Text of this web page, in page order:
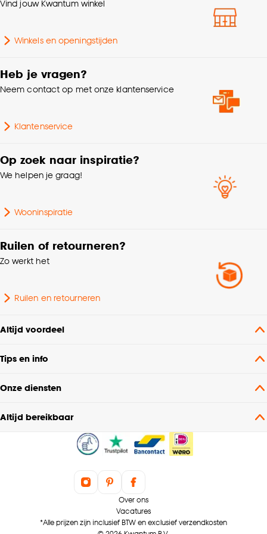
Goed om te weten is dat je deze keuze altijd nog
kan aanpassen, bekijk hiervoor onze
% Verduisterend
Mate verduisterend
Vind jouw Kwantum winkel
Winkels en openingstijden
Heb je vragen?
Neem contact op met onze klantenservice
Klantenservice
Op zoek naar inspiratie?
We helpen je graag!
Wooninspiratie
Ruilen of retourneren?
Zo werkt het
Ruilen en retourneren
Altijd voordeel
Tips en info
Onze diensten
Altijd bereikbaar
Over ons
Vacatures
*Alle prijzen zijn inclusief BTW en exclusief verzendkosten